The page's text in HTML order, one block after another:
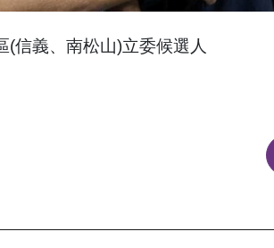
(信義、南松山)立委候選人